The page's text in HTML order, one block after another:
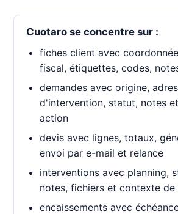
Cuotaro se concentre sur :
fiches client avec
fiscal, étiquettes, codes,
demandes avec origine,
d'intervention, statut, notes
action
devis avec lignes, totaux,
envoi par e-mail et relance
interventions avec planning,
notes, fichiers et contexte
encaissements avec